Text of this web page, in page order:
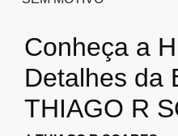
Conheça a
Detalhes da
THIAGO R